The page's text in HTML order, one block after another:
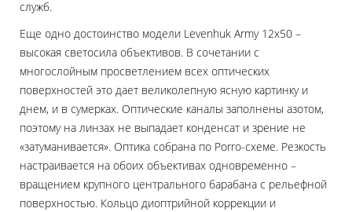
служб.
Еще одно достоинство модели Levenhuk Army 12x50 –
высокая светосила объективов. В сочетании с
многослойным просветлением всех оптических
поверхностей это дает великолепную ясную картинку и
днем, и в сумерках. Оптические каналы заполнены азотом,
поэтому на линзах не выпадает конденсат и зрение не
«затуманивается». Оптика собрана по Porro-схеме. Резкость
настраивается на обоих объективах одновременно –
вращением крупного центрального барабана с рельефной
поверхностью. Кольцо диоптрийной коррекции и